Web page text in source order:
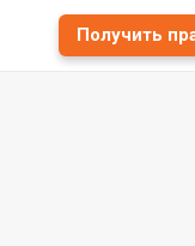
Получить